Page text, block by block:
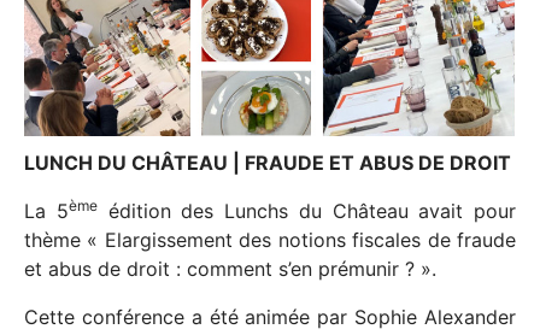
NOS PARTENAIRES
NOUS REJOINDRE
CONTACT
LUNCH DU CHÂTEAU | FRAUDE ET ABUS DE DROIT
La 5èmeédition des Lunchs du Château avait pour
thème « Elargissement des notions fiscales de fraude
et abus de droit : comment s’en prémunir ? ».
Cette conférence a été animée par Sophie Alexander